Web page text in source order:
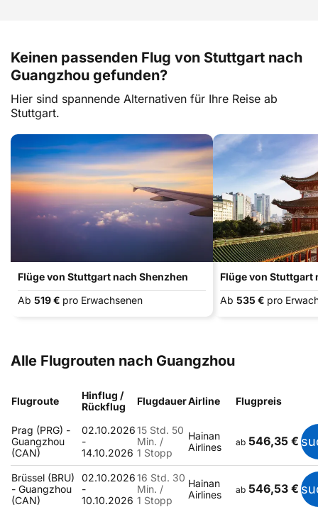
Keinen passenden Flug von Stuttgart nach
Guangzhou gefunden?
Hier sind spannende Alternativen für Ihre Reise ab
Stuttgart.
Flüge von Stuttgart nach Shenzhen
Ab 519 € pro Erwachsenen
Flüge von Stuttgart
Ab 535 € pro
Alle Flugrouten nach Guangzhou
Flugroute
Hinflug /
Rückflug
FlugdauerAirline Flugpreis
Prag (PRG) -
Guangzhou
(CAN)
02.10.2026
-
14.10.2026
15 Std. 50
Min. /
1 Stopp
Hainan
Airlines
ab 546,35 €
Brüssel (BRU)
- Guangzhou
(CAN)
02.10.2026
-
10.10.2026
16 Std. 30
Min. /
1 Stopp
Hainan
Airlines
ab 546,53 €